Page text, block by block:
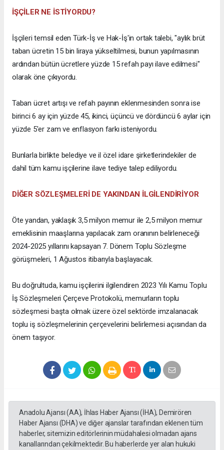
İŞÇİLER NE İSTİYORDU?
İşçileri temsil eden Türk-İş ve Hak-İş'in ortak talebi, "aylık brüt
taban ücretin 15 bin liraya yükseltilmesi, bunun yapılmasının
ardından bütün ücretlere yüzde 15 refah payı ilave edilmesi"
olarak öne çıkıyordu.
Taban ücret artışı ve refah payının eklenmesinden sonra ise
birinci 6 ay için yüzde 45, ikinci, üçüncü ve dördüncü 6 aylar için
yüzde 5'er zam ve enflasyon farkı isteniyordu.
Bunlarla birlikte belediye ve il özel idare şirketlerindekiler de
dahil tüm kamu işçilerine ilave tediye talep ediliyordu.
DİĞER SÖZLEŞMELERİ DE YAKINDAN İLGİLENDİRİYOR
Öte yandan, yaklaşık 3,5 milyon memur ile 2,5 milyon memur
emeklisinin maaşlarına yapılacak zam oranının belirleneceği
2024-2025 yıllarını kapsayan 7. Dönem Toplu Sözleşme
görüşmeleri, 1 Ağustos itibarıyla başlayacak.
Bu doğrultuda, kamu işçilerini ilgilendiren 2023 Yılı Kamu Toplu
İş Sözleşmeleri Çerçeve Protokolü, memurların toplu
sözleşmesi başta olmak üzere özel sektörde imzalanacak
toplu iş sözleşmelerinin çerçevelerini belirlemesi açısından da
önem taşıyor.
Anadolu Ajansı (AA), İhlas Haber Ajansı (İHA), Demirören
Haber Ajansı (DHA) ve diğer ajanslar tarafından eklenen tüm
haberler, sitemizin editörlerinin müdahalesi olmadan ajans
kanallarından çekilmektedir. Bu haberlerde yer alan hukuki